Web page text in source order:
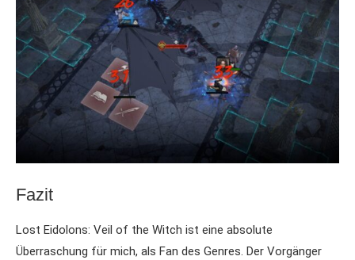
Fazit
Lost Eidolons: Veil of the Witch ist eine absolute
Überraschung für mich, als Fan des Genres. Der Vorgänger